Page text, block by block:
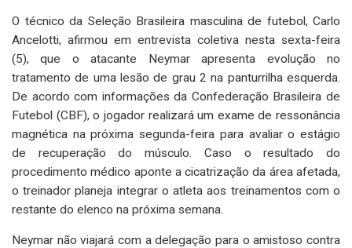
O técnico da Seleção Brasileira masculina de futebol, Carlo
Ancelotti, afirmou em entrevista coletiva nesta sexta-feira
(5), que o atacante Neymar apresenta evolução no
tratamento de uma lesão de grau 2 na panturrilha esquerda.
De acordo com informações da Confederação Brasileira de
Futebol (CBF), o jogador realizará um exame de ressonância
magnética na próxima segunda-feira para avaliar o estágio
de recuperação do músculo. Caso o resultado do
procedimento médico aponte a cicatrização da área afetada,
o treinador planeja integrar o atleta aos treinamentos com o
restante do elenco na próxima semana.
Neymar não viajará com a delegação para o amistoso contra